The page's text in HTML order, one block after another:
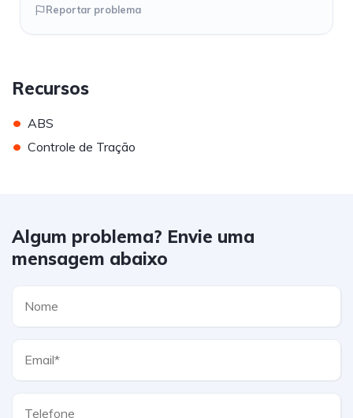
Reportar problema
Recursos
• ABS
• Controle de Tração
Algum problema? Envie uma
mensagem abaixo